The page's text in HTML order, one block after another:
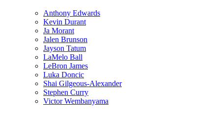
Anthony Edwards
Kevin Durant
Ja Morant
Jalen Brunson
Jayson Tatum
LaMelo Ball
LeBron James
Luka Doncic
Shai Gilgeous-Alexander
Stephen Curry
Victor Wembanyama